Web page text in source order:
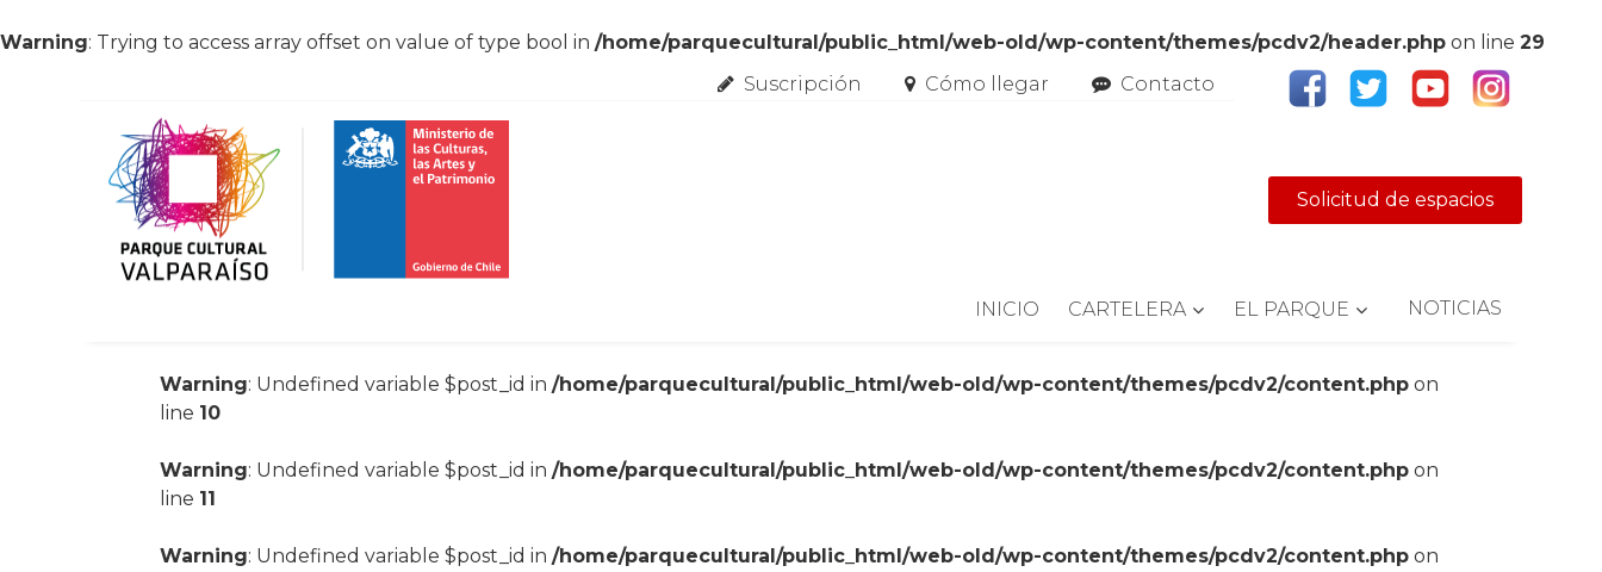
Warning: Trying to access array offset on value of type bool in /home/parquecultural/public_html/web-old/wp-content/themes/pcdv2/header.php on line 29
Suscripción
Cómo llegar Contacto
Solicitud de espacios
INICIO CARTELERA EL PARQUE NOTICIAS
Warning: Undefined variable $post_id in/home/parquecultural/public_html/web-old/wp-content/themes/pcdv2/content.php on
line 10
Warning: Undefined variable $post_id in/home/parquecultural/public_html/web-old/wp-content/themes/pcdv2/content.php on
line 11
Warning: Undefined variable $post_id in/home/parquecultural/public_html/web-old/wp-content/themes/pcdv2/content.php on